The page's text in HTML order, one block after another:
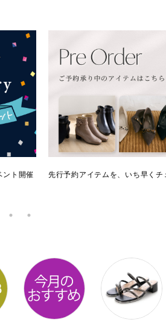
ント開催
先行予約アイテムを、いち早くチ